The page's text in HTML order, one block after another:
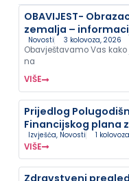
OBAVIJEST-
zemalja –
Novosti 3 kolovoza, 2026
Obavještavamo Vas
na
VIŠE
Prijedlog
Financijskog plana
Izvješća, Novosti 1
VIŠE